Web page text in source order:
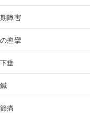
障害
痙攣
垂
痛